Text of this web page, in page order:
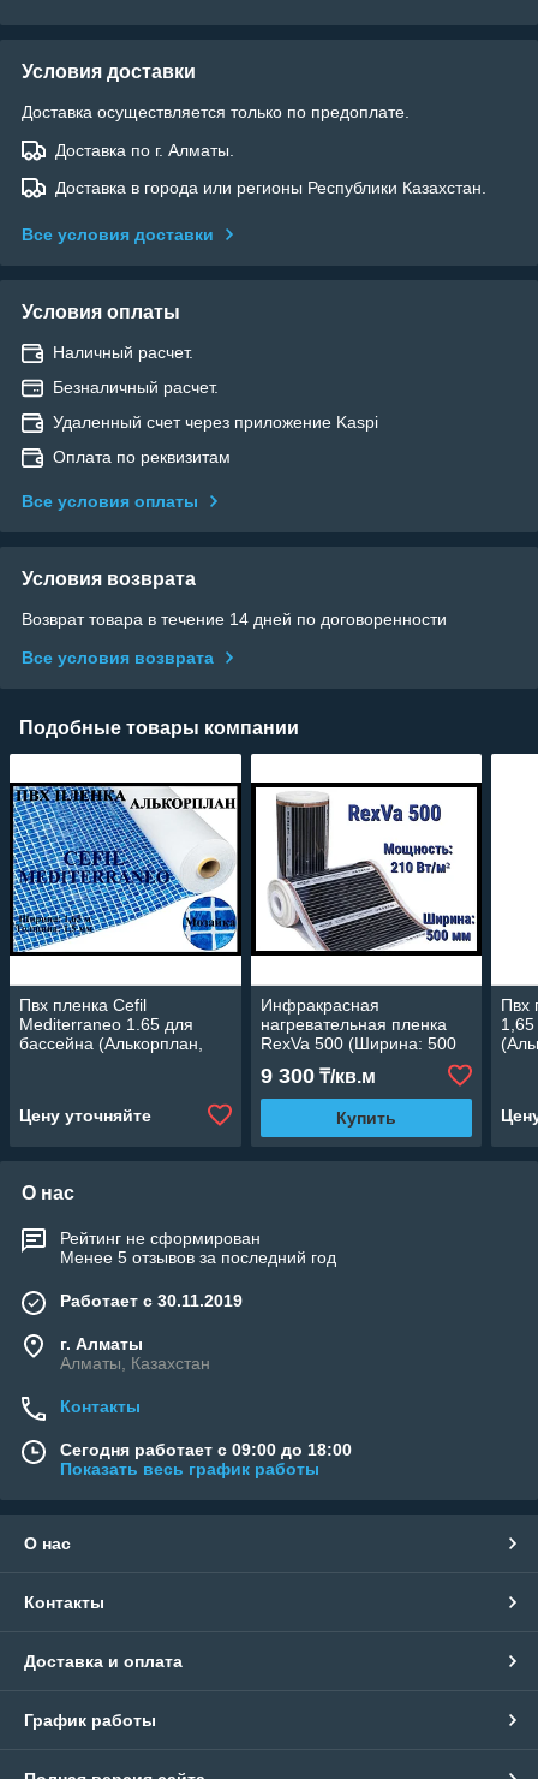
Условия доставки
Доставка осуществляется только по предоплате.
Доставка по г. Алматы.
Доставка в города или регионы Республики Казахстан.
Все условия доставки
Условия оплаты
Наличный расчет.
Безналичный расчет.
Удаленный счет через приложение Kaspi
Оплата по реквизитам
Все условия оплаты
Условия возврата
Возврат товара в течение 14 дней по договоренности
Все условия возврата
Подобные товары компании
Пвх пленка Cefil
Mediterraneo 1.65 для
бассейна (Алькорплан,
Цену уточняйте
Инфракрасная
нагревательная пленка
RexVa 500 (Ширина: 500
мм., мощность: 210 Вт/м2)
9 300₸/кв.м
Купить
Пвх
О нас
Рейтинг не сформирован
Менее 5 отзывов за последний год
Работает с 30.11.2019
г. Алматы
Алматы, Казахстан
Контакты
Сегодня работает с 09:00 до 18:00
Показать весь график работы
О нас
Контакты
Доставка и оплата
График работы